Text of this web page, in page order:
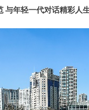
与年轻一代对话精彩人